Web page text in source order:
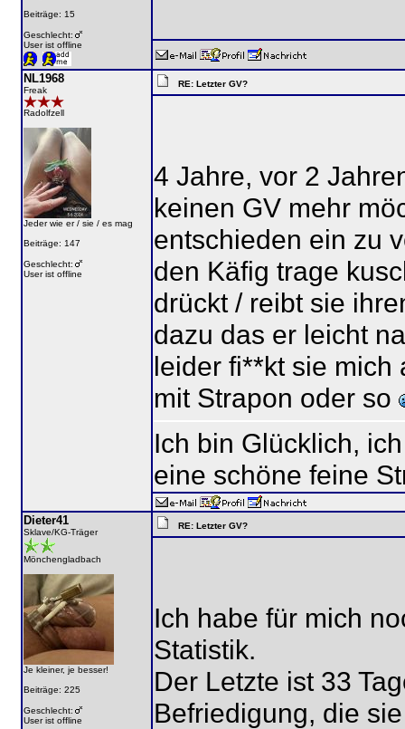
Beiträge: 15
Geschlecht:
User ist offline
NL1968
Freak
Radolfzell
Jeder wie er / sie / es mag
Beiträge: 147
Geschlecht:
User ist offline
RE: Letzter GV?
4 Jahre, vor 2
keinen GV mehr
entschieden ein zu
den Käfig trage
drückt / reibt sie
dazu das er leicht
leider fi**kt sie mich
mit Strapon oder so
Ich bin Glücklich,
eine schöne feine
Dieter41
Sklave/KG-Träger
Mönchengladbach
Je kleiner, je besser!
Beiträge: 225
Geschlecht:
User ist offline
RE: Letzter GV?
Ich habe für mich
Statistik.
Der Letzte ist 33
Befriedigung, die